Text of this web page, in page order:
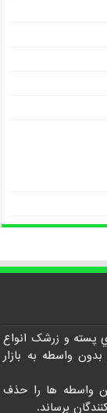
پسته و زرشک انواع
واسطه به بازار
واسطه ها را حذف
برساند.